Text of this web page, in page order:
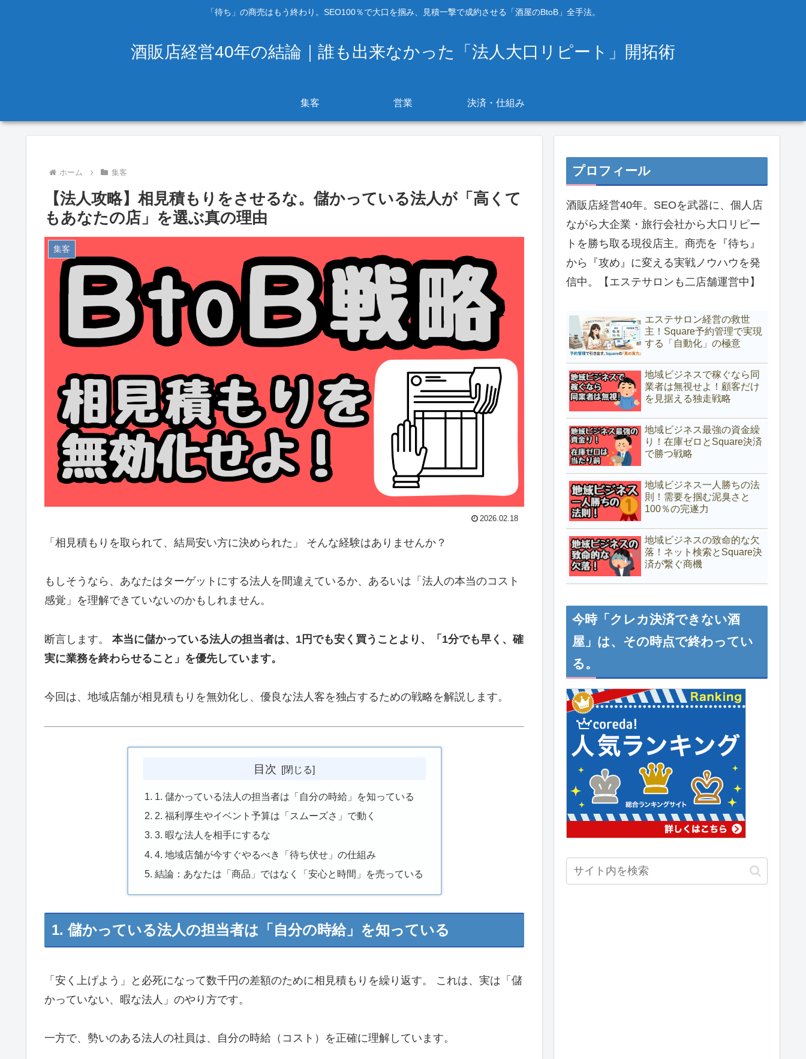
「待ち」の商売はもう終わり。SEO100％で大口を掴み、見積一撃で成約させる「酒屋のBtoB」全手法。
酒販店経営40年の結論｜誰も出来なかった「法人大口リピート」開拓術
集客 営業 決済・仕組み
ホーム 集客
【法人攻略】相見積もりをさせるな。儲かっている法人が「高くて
もあなたの店」を選ぶ真の理由
集客
2026.02.18
「相見積もりを取られて、結局安い方に決められた」 そんな経験はありませんか？
もしそうなら、あなたはターゲットにする法人を間違えているか、あるいは「法人の本当のコスト
感覚」を理解できていないのかもしれません。
断言します。 本当に儲かっている法人の担当者は、1円でも安く買うことより、「1分でも早く、確
実に業務を終わらせること」を優先しています。
今回は、地域店舗が相見積もりを無効化し、優良な法人客を独占するための戦略を解説します。
目次
1. 儲かっている法人の担当者は「自分の時給」を知っている
2. 福利厚生やイベント予算は「スムーズさ」で動く
3. 暇な法人を相手にするな
4. 地域店舗が今すぐやるべき「待ち伏せ」の仕組み
結論：あなたは「商品」ではなく「安心と時間」を売っている
1. 儲かっている法人の担当者は「自分の時給」を知っている
「安く上げよう」と必死になって数千円の差額のために相見積もりを繰り返す。 これは、実は「儲
かっていない、暇な法人」のやり方です。
一方で、勢いのある法人の社員は、自分の時給（コスト）を正確に理解しています。
プロフィール
酒販店経営40年。SEOを武器に、個人店
ながら大企業・旅行会社から大口リピー
トを勝ち取る現役店主。商売を『待ち』
から『攻め』に変える実戦ノウハウを発
信中。【エステサロンも二店舗運営中】
エステサロン経営の救世
主！Square予約管理で実現
する「自動化」の極意
地域ビジネスで稼ぐなら同
業者は無視せよ！顧客だけ
を見据える独走戦略
地域ビジネス最強の資金繰
り！在庫ゼロとSquare決済
で勝つ戦略
地域ビジネス一人勝ちの法
則！需要を掴む泥臭さと
100％の完遂力
地域ビジネスの致命的な欠
落！ネット検索とSquare決
済が繋ぐ商機
今時「クレカ決済できない酒
屋」は、その時点で終わってい
る。